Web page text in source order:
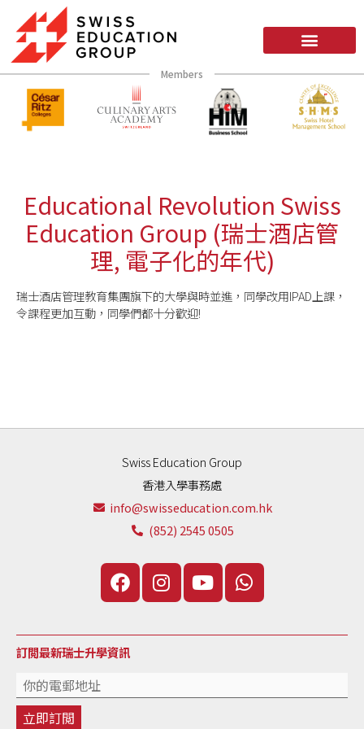
Members
Educational Revolution Swiss
Education Group (瑞士酒店管
理, 電子化的年代)
瑞士酒店管理教育集團旗下的大學與時並進，同學改用IPAD上課，
令課程更加互動，同­學們都十分歡迎!
Swiss Education Group
香港入學事務處
info@swisseducation.com.hk
(852) 2545 0505
訂閲最新瑞士升學資訊